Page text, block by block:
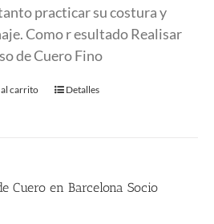
practicar su costura y
Como r esultado Realisar
de Cuero Fino
carrito Detalles
Cuero en Barcelona Socio